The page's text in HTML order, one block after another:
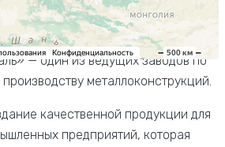
— один из ведущих заводов по
металлоконструкций.
качественной продукции для
предприятий, которая